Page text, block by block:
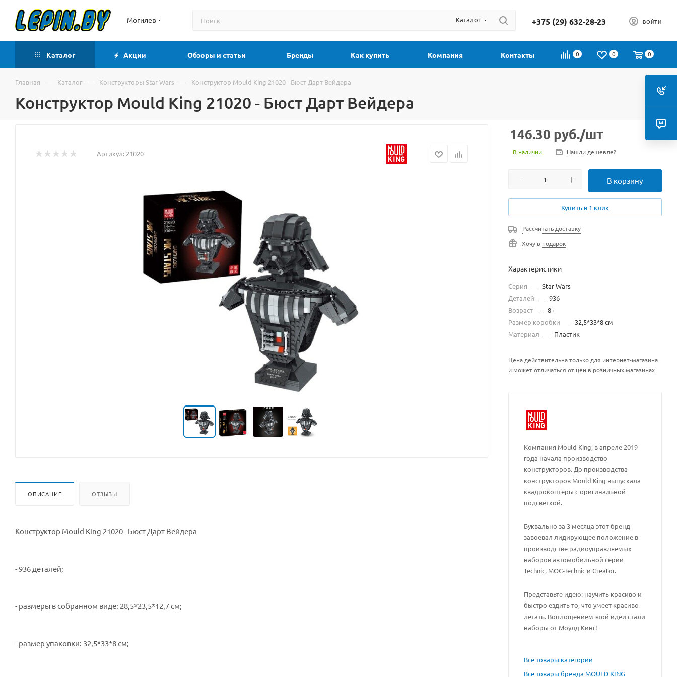
Могилев Каталог +375 (29) 632-28-23 ВОЙТИ
0 0 0
Каталог Акции Обзоры и статьи Бренды Как купить Компания Контакты
Главная — Каталог — Конструкторы Star Wars — Конструктор Mould King 21020 - Бюст Дарт Вейдера
Конструктор Mould King 21020 - Бюст Дарт Вейдера
Артикул: 21020
ОПИСАНИЕ ОТЗЫВЫ
Конструктор Mould King 21020 - Бюст Дарт Вейдера
- 936 деталей;
- размеры в собранном виде: 28,5*23,5*12,7 см;
- размер упаковки: 32,5*33*8 см;
146.30 руб./шт
В наличии Нашли дешевле?
В корзину
Купить в 1 клик
Рассчитать доставку
Хочу в подарок
Характеристики
Серия — Star Wars
Деталей — 936
Возраст — 8+
Размер коробки — 32,5*33*8 см
Материал — Пластик
Цена действительна только для интернет-магазина
и может отличаться от цен в розничных магазинах
Компания Mould King, в апреле 2019
года начала производство
конструкторов. До производства
конструкторов Mould King выпускала
квадрокоптеры с оригинальной
подсветкой.
Буквально за 3 месяца этот бренд
завоевал лидирующее положение в
производстве радиоуправляемых
наборов автомобильной серии
Technic, MOC-Technic и Creator.
Представьте идею: научить красиво и
быстро ездить то, что умеет красиво
летать. Воплощением этой идеи стали
наборы от Моулд Кинг!
Все товары категории
Все товары бренда MOULD KING